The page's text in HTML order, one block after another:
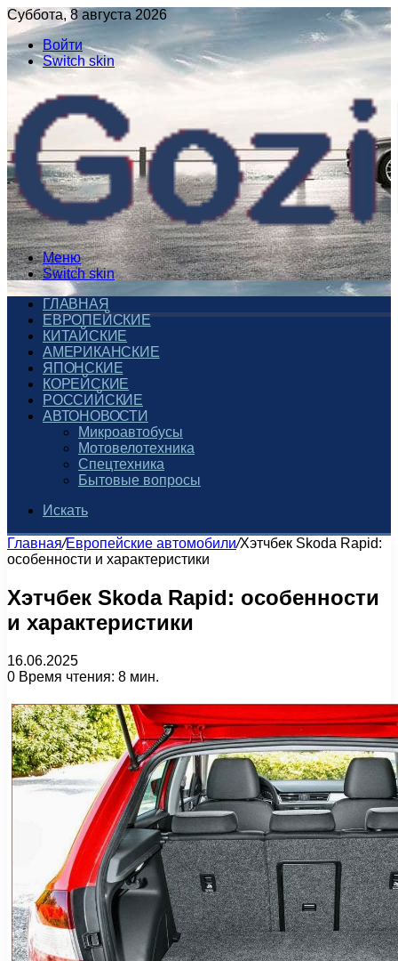
Суббота, 8 августа 2026
Войти
Switch skin
Меню
Switch skin
ГЛАВНАЯ
ЕВРОПЕЙСКИЕ
КИТАЙСКИЕ
АМЕРИКАНСКИЕ
ЯПОНСКИЕ
КОРЕЙСКИЕ
РОССИЙСКИЕ
АВТОНОВОСТИ
Микроавтобусы
Мотовелотехника
Спецтехника
Бытовые вопросы
Искать
Главная/Европейские автомобили/Хэтчбек Skoda Rapid:
особенности и характеристики
Хэтчбек Skoda Rapid: особенности
и характеристики
16.06.2025
0 Время чтения: 8 мин.